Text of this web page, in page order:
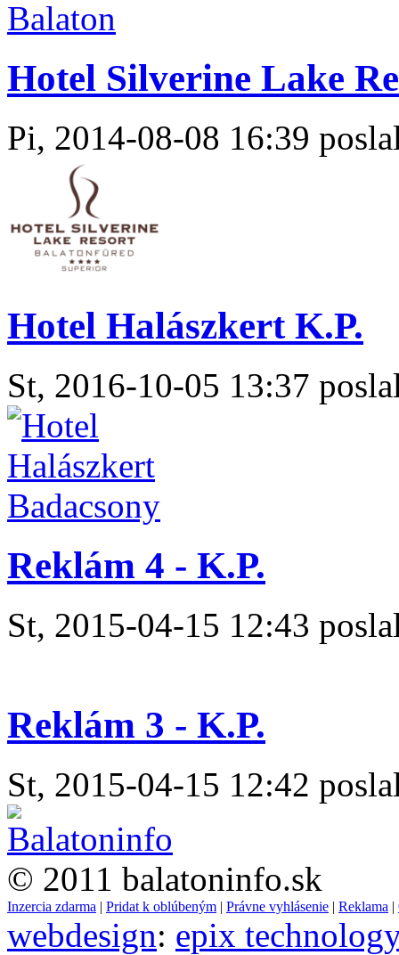
Hotel Silverine Lake
Pi, 2014-08-08 16:39
Hotel Halászkert K.P.
St, 2016-10-05 13:37
Reklám 4 - K.P.
St, 2015-04-15 12:43
Reklám 3 - K.P.
St, 2015-04-15 12:42
© 2011 balatoninfo.sk
Inzercia zdarma | Pridat k oblúbeným | Právne vyhlásenie | Reklama |
webdesign: epix